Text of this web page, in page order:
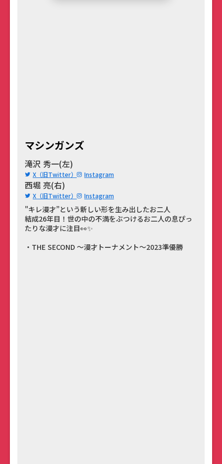
マシンガンズ
滝沢 秀一(左)
X（旧Twitter） Instagram
西堀 亮(右)
X（旧Twitter） Instagram
"キレ漫才”という新しい形を生み出したお二人
結成26年目！世の中の不満をぶつけるお二人の息ぴっ
たりな漫才に注目👀✨
・THE SECOND ～漫才トーナメント～2023準優勝